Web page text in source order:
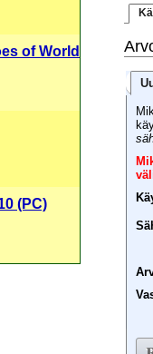
of World
(PC)